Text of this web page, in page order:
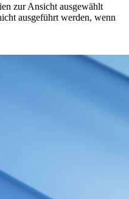
zur Ansicht ausgewählt
ausgeführt werden, wenn